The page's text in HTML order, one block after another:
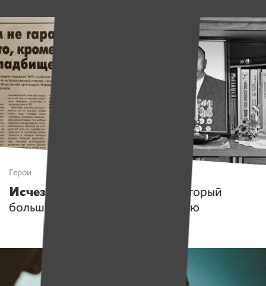
Герои
Исчезнувший
. Ликвидатор, который
больше никогда не даст интервью